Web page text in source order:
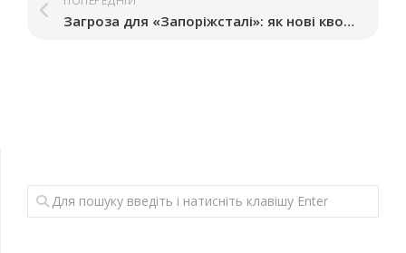
Загроза для «Запоріжсталі»: як нові квоти ЄС можуть вдарити по бізнесу